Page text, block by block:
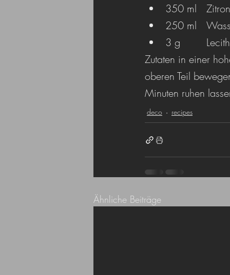
350 ml
250 ml
3 g
Zutaten in einer
oberen Teil
Minuten ruhen
deco recipes
Ähnliche Beiträge